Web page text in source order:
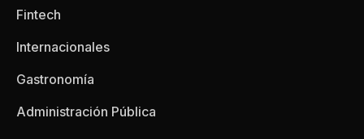
Fintech
Internacionales
Gastronomía
Administración Pública